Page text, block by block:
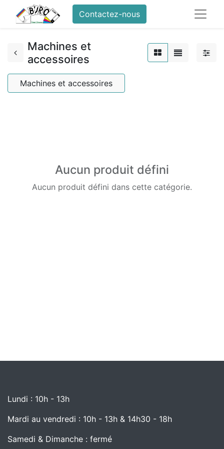
Contactez-nous
Machines et
accessoires
Machines et accessoires
Aucun produit défini
Aucun produit défini dans cette catégorie.
Lundi : 10h - 13h
Mardi au vendredi : 10h - 13h & 14h30 - 18h
Samedi & Dimanche : fermé